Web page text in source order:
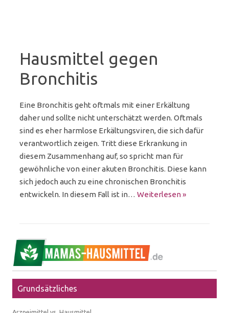
Hausmittel gegen
Bronchitis
Eine Bronchitis geht oftmals mit einer Erkältung
daher und sollte nicht unterschätzt werden. Oftmals
sind es eher harmlose Erkältungsviren, die sich dafür
verantwortlich zeigen. Tritt diese Erkrankung in
diesem Zusammenhang auf, so spricht man für
gewöhnliche von einer akuten Bronchitis. Diese kann
sich jedoch auch zu eine chronischen Bronchitis
entwickeln. In diesem Fall ist in… Weiterlesen »
Grundsätzliches